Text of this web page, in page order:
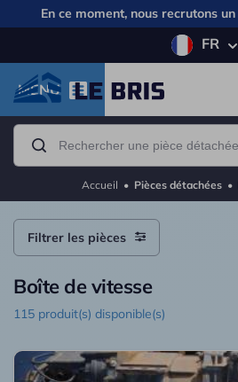
En ce moment, nous recrutons un
FR
MENU
Accueil • Pièces détachées •
Filtrer les pièces
Boîte de vitesse
115 produit(s) disponible(s)